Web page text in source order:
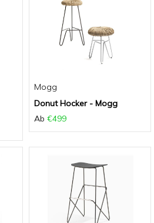
Mogg
Donut Hocker - Mogg
Ab €499